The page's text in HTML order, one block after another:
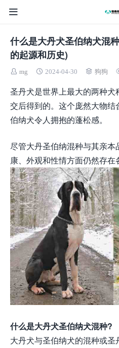
什么是大丹犬圣伯纳犬混
的起源和历史)
mg 2024-04-30 狗狗
圣丹犬是世界上最大的两种
交后得到的。这个庞然大物
伯纳犬令人拥抱的蓬松感。
尽管大丹圣伯纳混种与其亲
康、外观和性情方面仍然存在
什么是大丹犬圣伯纳犬混种?
大丹犬与圣伯纳犬的混种或